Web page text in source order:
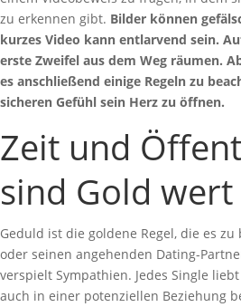
zu erkennen gibt. Bilder können
kurzes Video kann entlarvend sein.
erste Zweifel aus dem Weg räumen.
es anschließend einige Regeln zu
sicheren Gefühl sein Herz zu öffnen.
Zeit und
sind Gold wert
Geduld ist die goldene Regel, die es
oder seinen angehenden Dating-
verspielt Sympathien. Jedes Single
auch in einer potenziellen Beziehung